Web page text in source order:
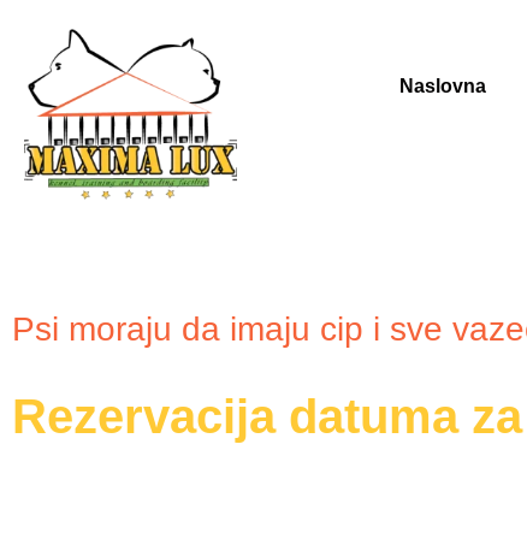
Naslovna
Psi moraju da imaju cip i sve
Rezervacija datuma